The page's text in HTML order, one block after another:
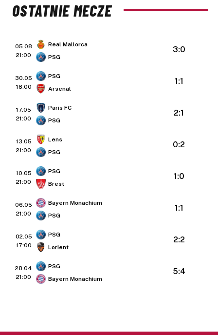
OSTATNIE MECZE
05.08
21:00
Real Mallorca
PSG
3:0
30.05
18:00
PSG
Arsenal
1:1
17.05
21:00
Paris FC
PSG
2:1
13.05
21:00
Lens
PSG
0:2
10.05
21:00
PSG
Brest
1:0
06.05
21:00
Bayern Monachium
PSG
1:1
02.05
17:00
PSG
Lorient
2:2
28.04
21:00
PSG
Bayern Monachium
5:4